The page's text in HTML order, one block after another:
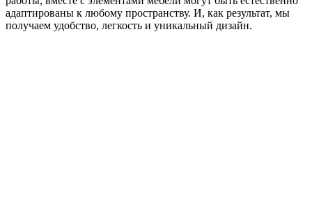
адаптированы к любому пространству. И, как результат, мы
получаем удобство, легкость и уникальный дизайн.